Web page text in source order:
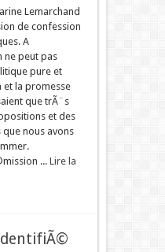
Lemarchand
de confession
A
peut pas
pure et
la promesse
que trÃ¨s
et des
nous avons
... Lire la